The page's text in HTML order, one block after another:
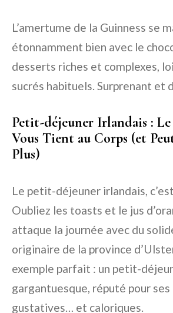
L’amertume de la Guinness se
étonnamment bien avec le
desserts riches et complexes,
sucrés habituels. Surprenant et
Petit-déjeuner Irlandais :
Vous Tient au Corps (et
Plus)
Le petit-déjeuner irlandais,
Oubliez les toasts et le jus
attaque la journée avec du
originaire de la province
exemple parfait : un petit-
gargantuesque, réputé pour
gustatives… et caloriques.